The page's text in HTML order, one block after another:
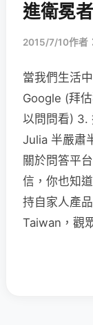
進衛冕
2015/7/10作者
當我們生活
Google (拜
以問問看) 3.
Julia 半嚴肅
關於問答平
信，你也知
持自家人產
Taiwan，觀